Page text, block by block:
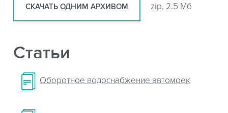
СКАЧАТЬ ОДНИМ АРХИВОМ zip, 2.5 Мб
Статьи
Оборотное водоснабжение автомоек